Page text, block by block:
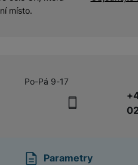
místo.
Po-Pá 9-17
Parametry